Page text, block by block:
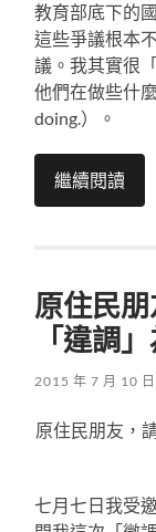
教育部底下的
這些爭議根本
議。我其實很
他們在做些什
doing.）。
繼續閱讀
原住民
「違調
2015 年 7 月 10 日
原住民朋友，
七月七日我受